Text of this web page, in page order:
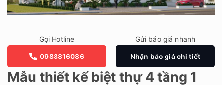
Mẫu thiết kế biệt thự 4 tầng 1
Gọi Hotline
0988816086
Gửi báo giá nhanh
Nhận báo giá chi tiết